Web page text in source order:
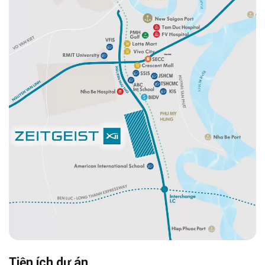
và giao thông công cộng trong thời gian sắp tới
thành phố Hồ Chí Minh.
Chính vì thế, khi lựa chọn an cư sinh sống ở
đây, quý cư dân không chỉ được hưởng những
ưu đãi đến từ tiện ích ngay tại khu đô thị mà còn
hưởng lợi kép từ các công trình công cộng bên
ngoài.
Mất khoảng5 phút di chuyến đến
khu đô thị
di chuyển đến khu đô thị
Hiệp Phước – Nhà Bè.
di chuyển đến trung tâm
quận 1,